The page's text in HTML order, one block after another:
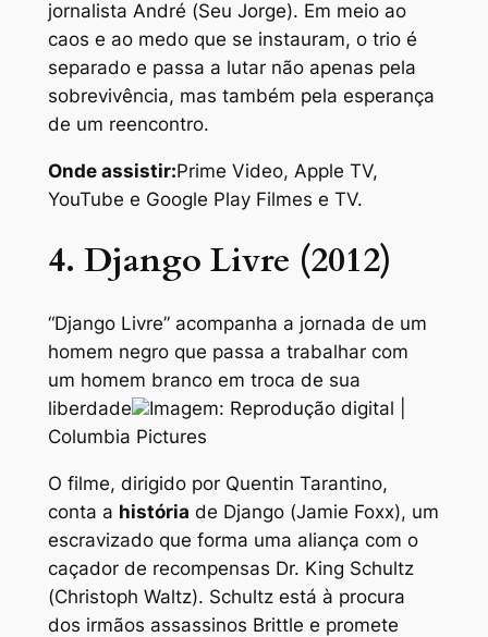
jornalista André (Seu Jorge). Em meio ao
caos e ao medo que se instauram, o trio é
separado e passa a lutar não apenas pela
sobrevivência, mas também pela esperança
de um reencontro.
Onde assistir:Prime Video, Apple TV,
YouTube e Google Play Filmes e TV.
4. Django Livre (2012)
“Django Livre” acompanha a jornada de um
homem negro que passa a trabalhar com
um homem branco em troca de sua
liberdade
Imagem: Reprodução digital |
Columbia Pictures
O filme, dirigido por Quentin Tarantino,
conta a história de Django (Jamie Foxx), um
escravizado que forma uma aliança com o
caçador de recompensas Dr. King Schultz
(Christoph Waltz). Schultz está à procura
dos irmãos assassinos Brittle e promete